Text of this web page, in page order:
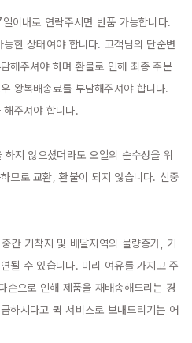
이내로 연락주시면 반품 가능합니다.
한 상태여야 합니다. 고객님의 단순변
해주셔야 하며 환불로 인해 최종 주문
왕복배송료를 부담해주셔야 합니다.
주셔야 합니다.
지 않으셨더라도 오일의 순수성을 위
므로 교환, 환불이 되지 않습니다. 신중
간 기착지 및 배달지역의 물량증가, 기
될 수 있습니다. 미리 여유를 가지고 주
손으로 인해 제품을 재배송해드리는 경
하시다고 퀵 서비스로 보내드리기는 어